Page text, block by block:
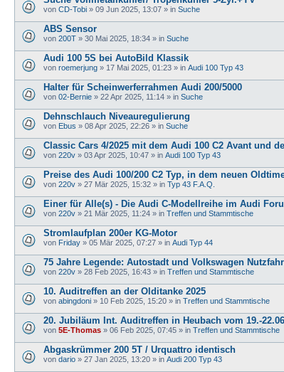
von CD-Tobi » 09 Jun 2025, 13:07 » in Suche
ABS Sensor
von 200T » 30 Mai 2025, 18:34 » in Suche
Audi 100 5S bei AutoBild Klassik
von roemerjung » 17 Mai 2025, 01:23 » in Audi 100 Typ 43
Halter für Scheinwerferrahmen Audi 200/5000
von 02-Bernie » 22 Apr 2025, 11:14 » in Suche
Dehnschlauch Niveauregulierung
von Ebus » 08 Apr 2025, 22:26 » in Suche
Classic Cars 4/2025 mit dem Audi 100 C2 Avant und
von 220v » 03 Apr 2025, 10:47 » in Audi 100 Typ 43
Preise des Audi 100/200 C2 Typ, in dem neuen
von 220v » 27 Mär 2025, 15:32 » in Typ 43 F.A.Q.
Einer für Alle(s) - Die Audi C-Modellreihe im Audi
von 220v » 21 Mär 2025, 11:24 » in Treffen und Stammtische
Stromlaufplan 200er KG-Motor
von Friday » 05 Mär 2025, 07:27 » in Audi Typ 44
75 Jahre Legende: Autostadt und Volkswagen
von 220v » 28 Feb 2025, 16:43 » in Treffen und Stammtische
10. Auditreffen an der Olditanke 2025
von abingdoni » 10 Feb 2025, 15:20 » in Treffen und Stammtische
20. Jubiläum Int. Auditreffen in Heubach vom 19.-
von 5E-Thomas » 06 Feb 2025, 07:45 » in Treffen und Stammtische
Abgaskrümmer 200 5T / Urquattro identisch
von dario » 27 Jan 2025, 13:20 » in Audi 200 Typ 43